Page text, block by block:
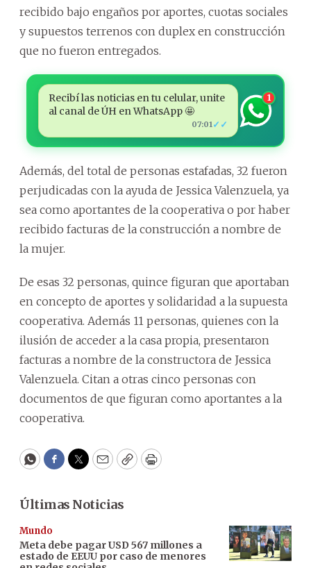
recibido bajo engaños por aportes, cuotas sociales
y supuestos terrenos con duplex en construcción
que no fueron entregados.
Recibí las noticias en tu celular, unite
al canal de ÚH en WhatsApp 🤩
07:01✓✓
1
Además, del total de personas estafadas, 32 fueron
perjudicadas con la ayuda de Jessica Valenzuela, ya
sea como aportantes de la cooperativa o por haber
recibido facturas de la construcción a nombre de
la mujer.
De esas 32 personas, quince figuran que aportaban
en concepto de aportes y solidaridad a la supuesta
cooperativa. Además 11 personas, quienes con la
ilusión de acceder a la casa propia, presentaron
facturas a nombre de la constructora de Jessica
Valenzuela. Citan a otras cinco personas con
documentos de que figuran como aportantes a la
cooperativa.
WhatsApp
Facebook
Twitter
EmailCopyPrint
Últimas Noticias
Mundo
Meta debe pagar USD 567 millones a
estado de EEUU por caso de menores